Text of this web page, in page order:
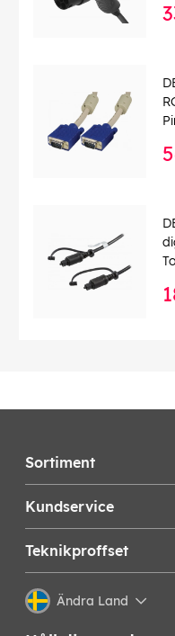
Sortiment
Kundservice
Teknikproffset
Ändra Land